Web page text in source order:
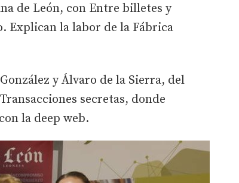
de León, con Entre billetes y
Explican la labor de la Fábrica
y Álvaro de la Sierra, del
secretas, donde
la deep web.